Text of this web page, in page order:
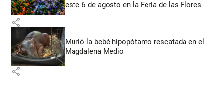
este 6 de agosto en la Feria de las Flores
share
Murió la bebé hipopótamo rescatada en el
Magdalena Medio
share